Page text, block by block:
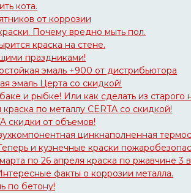
кота.
от коррозии
Почему вредно мыть пол.
краска на стене.
праздниками!
эмаль +900 от дистрибьютора
эмаль Церта со скидкой!
и рыбке! Или как сделать из старого
по металлу CERTA со скидкой!
скидки от объемов!
цинкнаполненная
и кузнечные краски
по 26 апреля краска по ржавчине 3
факты о коррозии металла.
по бетону!